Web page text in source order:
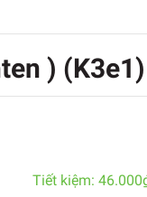
) (K3e1)
Tiết kiệm: